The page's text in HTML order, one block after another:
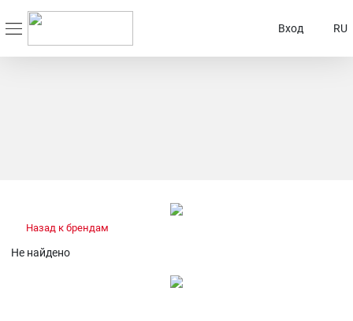
Вход RU
Назад к брендам
Не найдено